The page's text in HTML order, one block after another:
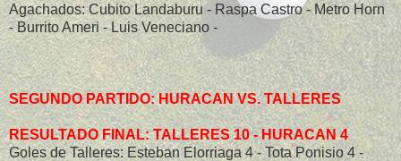
Agachados: Cubito Landaburu - Raspa Castro - Metro Horn
- Burrito Ameri - Luis Veneciano -
SEGUNDO PARTIDO: HURACAN VS. TALLERES
RESULTADO FINAL: TALLERES 10 - HURACAN 4
Goles de Talleres: Esteban Elorriaga 4 - Tota Ponisio 4 -